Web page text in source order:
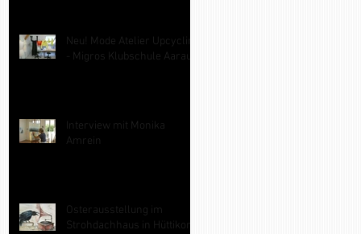
Neu! Mode Atelier Upcycling
- Migros Klubschule Aarau
Interview mit Monika
Amrein
Osterausstellung im
Strohdachhaus in Hüttikon /